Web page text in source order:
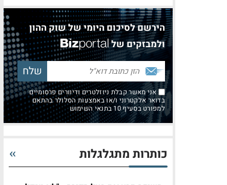
הירשם לסיכום היומי של שוק ההון
ולמבזקים של
אני מאשר קבלת ניוזלטרים ודיוורים פרסומיים
בדואר אלקטרוני ו/או באמצעות הסלולר בהתאם
למפורט בסעיף 10 בתנאי השימוש
כותרות מתגלגלות